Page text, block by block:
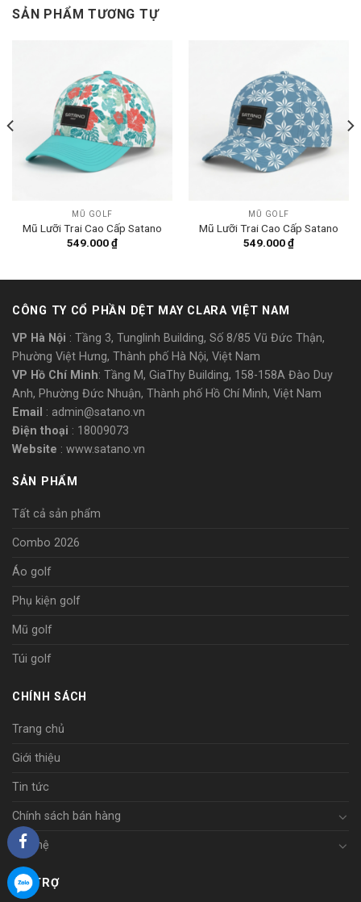
SẢN PHẨM TƯƠNG TỰ
MŨ GOLF
Mũ Lưỡi Trai Cao Cấp Satano
549.000₫
MŨ GOLF
Mũ Lưỡi Trai Cao Cấp Satano
549.000₫
CÔNG TY CỔ PHẦN DỆT MAY CLARA VIỆT NAM
VP Hà Nội : Tầng 3, Tunglinh Building, Số 8/85 Vũ Đức Thận,
Phường Việt Hưng, Thành phố Hà Nội, Việt Nam
VP Hồ Chí Minh: Tầng M, GiaThy Building, 158-158A Đào Duy
Anh, Phường Đức Nhuận, Thành phố Hồ Chí Minh, Việt Nam
Email : admin@satano.vn
Điện thoại : 18009073
Website : www.satano.vn
SẢN PHẨM
Tất cả sản phẩm
Combo 2026
Áo golf
Phụ kiện golf
Mũ golf
Túi golf
CHÍNH SÁCH
Trang chủ
Giới thiệu
Tin tức
Chính sách bán hàng
Liên hệ
HỖ TRỢ